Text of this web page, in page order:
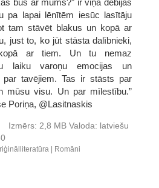
pa lapai lēnītēm iesūc lasītāju
tam stāvēt blakus un kopā ar
just to, ko jūt stāsta dalībnieki,
ar tiem. Un tu nemaz
laiku varoņu emocijas un
par tavējiem. Tas ir stāsts par
mūsu visu. Un par mīlestību.”
Poriņa, @Lasitnaskis
Izmērs: 2,8 MB Valoda: latviešu
Romāni